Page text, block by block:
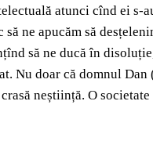
atunci cînd ei
să ne apucăm să
să ne ducă în
Nu doar că domnul
neștiință. O